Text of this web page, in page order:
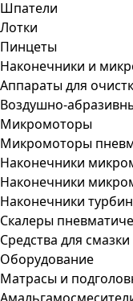
Шпатели
Лотки
Пинцеты
Наконечники и
Аппараты для
Воздушно-
Микромоторы
Микромоторы
Наконечники
Наконечники
Наконечники
Скалеры
Средства для
Оборудование
Матрасы и